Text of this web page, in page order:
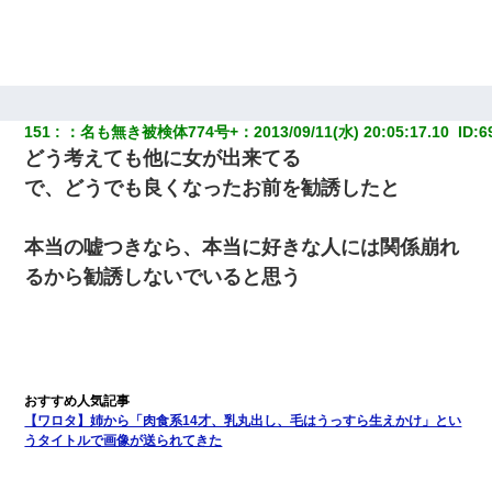
151 ：名も無き被検体774号+ ：2013/09/11(水) 20:05:17.10 ID:
どう考えても他に女が出来てる
で、どうでも良くなったお前を勧誘したと
本当の嘘つきなら、本当に好きな人には関係崩れ
るから勧誘しないでいると思う
【ワロタ】姉から「肉食系14才、乳丸出し、毛はうっすら生えかけ」とい
うタイトルで画像が送られてきた